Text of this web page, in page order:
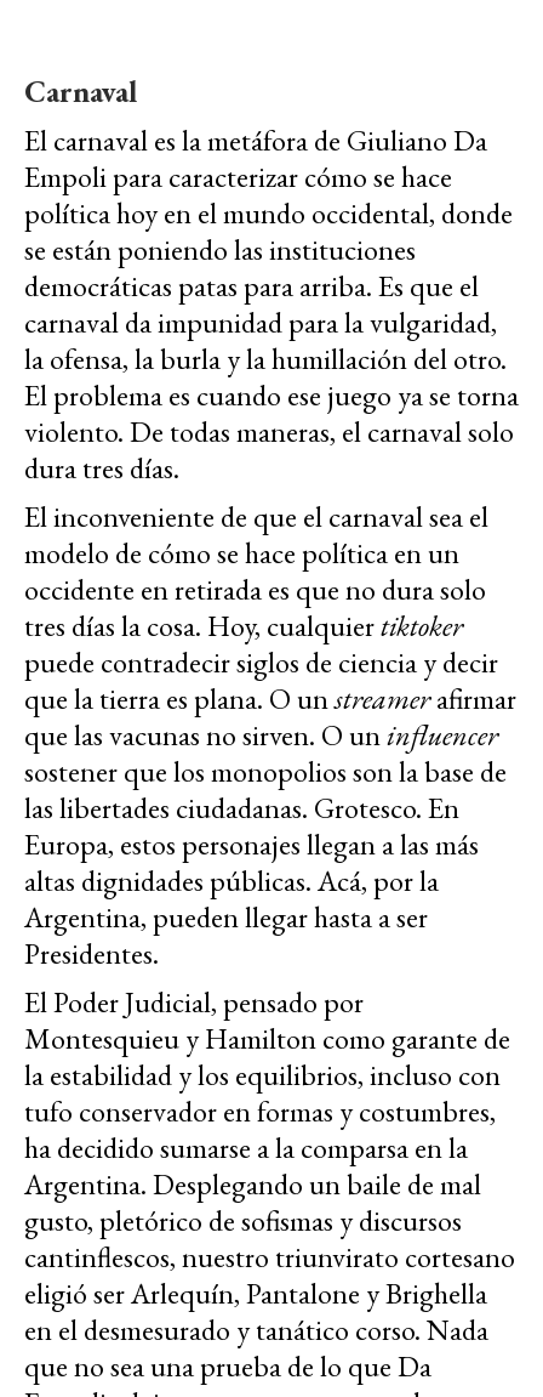
Carnaval
El carnaval es la metáfora de Giuliano Da
Empoli para caracterizar cómo se hace
política hoy en el mundo occidental, donde
se están poniendo las instituciones
democráticas patas para arriba. Es que el
carnaval da impunidad para la vulgaridad,
la ofensa, la burla y la humillación del otro.
El problema es cuando ese juego ya se torna
violento. De todas maneras, el carnaval solo
dura tres días.
El inconveniente de que el carnaval sea el
modelo de cómo se hace política en un
occidente en retirada es que no dura solo
tres días la cosa. Hoy, cualquiertiktoker
puede contradecir siglos de ciencia y decir
que la tierra es plana. O unstreamerafirmar
que las vacunas no sirven. O uninfluencer
sostener que los monopolios son la base de
las libertades ciudadanas. Grotesco. En
Europa, estos personajes llegan a las más
altas dignidades públicas. Acá, por la
Argentina, pueden llegar hasta a ser
Presidentes.
El Poder Judicial, pensado por
Montesquieu y Hamilton como garante de
la estabilidad y los equilibrios, incluso con
tufo conservador en formas y costumbres,
ha decidido sumarse a la comparsa en la
Argentina. Desplegando un baile de mal
gusto, pletórico de sofismas y discursos
cantinflescos, nuestro triunvirato cortesano
eligió ser Arlequín, Pantalone y Brighella
en el desmesurado y tanático corso. Nada
que no sea una prueba de lo que Da